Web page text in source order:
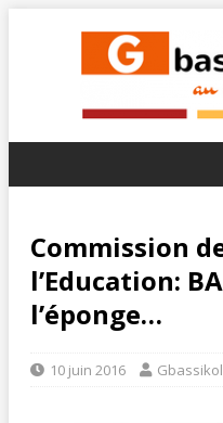
Commission
l’Education:
l’éponge…
10 juin 2016